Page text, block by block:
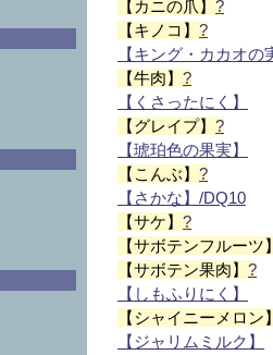
【カニの爪】?
【キノコ】?
【キング・カカオの
【牛肉】?
【くさったにく】
【グレイプ】?
【琥珀色の果実】
【こんぶ】?
【さかな】/DQ10
【サケ】?
【サボテンフルーツ
【サボテン果肉】?
【しもふりにく】
【シャイニーメロン
【ジャリムミルク】